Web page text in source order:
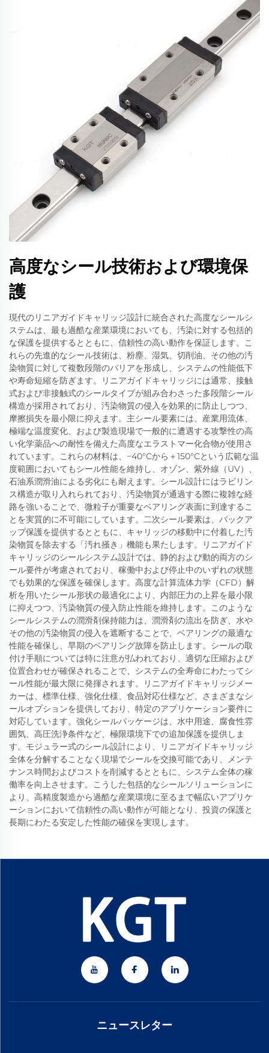
高度なシール技術および環境保
護
現代のリニアガイドキャリッジ設計に統合された高度なシールシ
ステムは、最も過酷な産業環境においても、汚染に対する包括的
な保護を提供するとともに、信頼性の高い動作を保証します。こ
れらの先進的なシール技術は、粉塵、湿気、切削油、その他の汚
染物質に対して複数段階のバリアを形成し、システムの性能低下
や寿命短縮を防ぎます。リニアガイドキャリッジには通常、接触
式および非接触式のシールタイプが組み合わさった多段階シール
構造が採用されており、汚染物質の侵入を効果的に防止しつつ、
摩擦損失を最小限に抑えます。主シール要素には、産業用流体、
極端な温度変化、および製造現場で一般的に遭遇する攻撃性の高
い化学薬品への耐性を備えた高度なエラストマー化合物が使用さ
れています。これらの材料は、−40°Cから＋150°Cという広範な温
度範囲においてもシール性能を維持し、オゾン、紫外線（UV）、
石油系潤滑油による劣化にも耐えます。シール設計にはラビリン
ス構造が取り入れられており、汚染物質が通過する際に複雑な経
路を強いることで、微粒子が重要なベアリング表面に到達するこ
とを実質的に不可能にしています。二次シール要素は、バックア
ップ保護を提供するとともに、キャリッジの移動中に付着した汚
染物質を除去する「汚れ掻き」機能も果たします。リニアガイド
キャリッジのシールシステム設計では、静的および動的両方のシ
ール要件が考慮されており、稼働中および停止中のいずれの状態
でも効果的な保護を確保します。高度な計算流体力学（CFD）解
析を用いたシール形状の最適化により、内部圧力の上昇を最小限
に抑えつつ、汚染物質の侵入防止性能を維持します。このような
シールシステムの潤滑剤保持能力は、潤滑剤の流出を防ぎ、水や
その他の汚染物質の侵入を遮断することで、ベアリングの最適な
性能を確保し、早期のベアリング故障を防止します。シールの取
付け手順については特に注意が払われており、適切な圧縮および
位置合わせが確保されることで、システムの全寿命にわたってシ
ール性能が最大限に発揮されます。リニアガイドキャリッジメー
カーは、標準仕様、強化仕様、食品対応仕様など、さまざまなシ
ールオプションを提供しており、特定のアプリケーション要件に
対応しています。強化シールパッケージは、水中用途、腐食性雰
囲気、高圧洗浄条件など、極限環境下での追加保護を提供しま
す。モジュラー式のシール設計により、リニアガイドキャリッジ
全体を分解することなく現場でシールを交換可能であり、メンテ
ナンス時間およびコストを削減するとともに、システム全体の稼
働率を向上させます。こうした包括的なシールソリューションに
より、高精度製造から過酷な産業環境に至るまで幅広いアプリケ
ーションにおいて信頼性の高い動作が可能となり、投資の保護と
長期にわたる安定した性能の確保を実現します。
ニュースレター